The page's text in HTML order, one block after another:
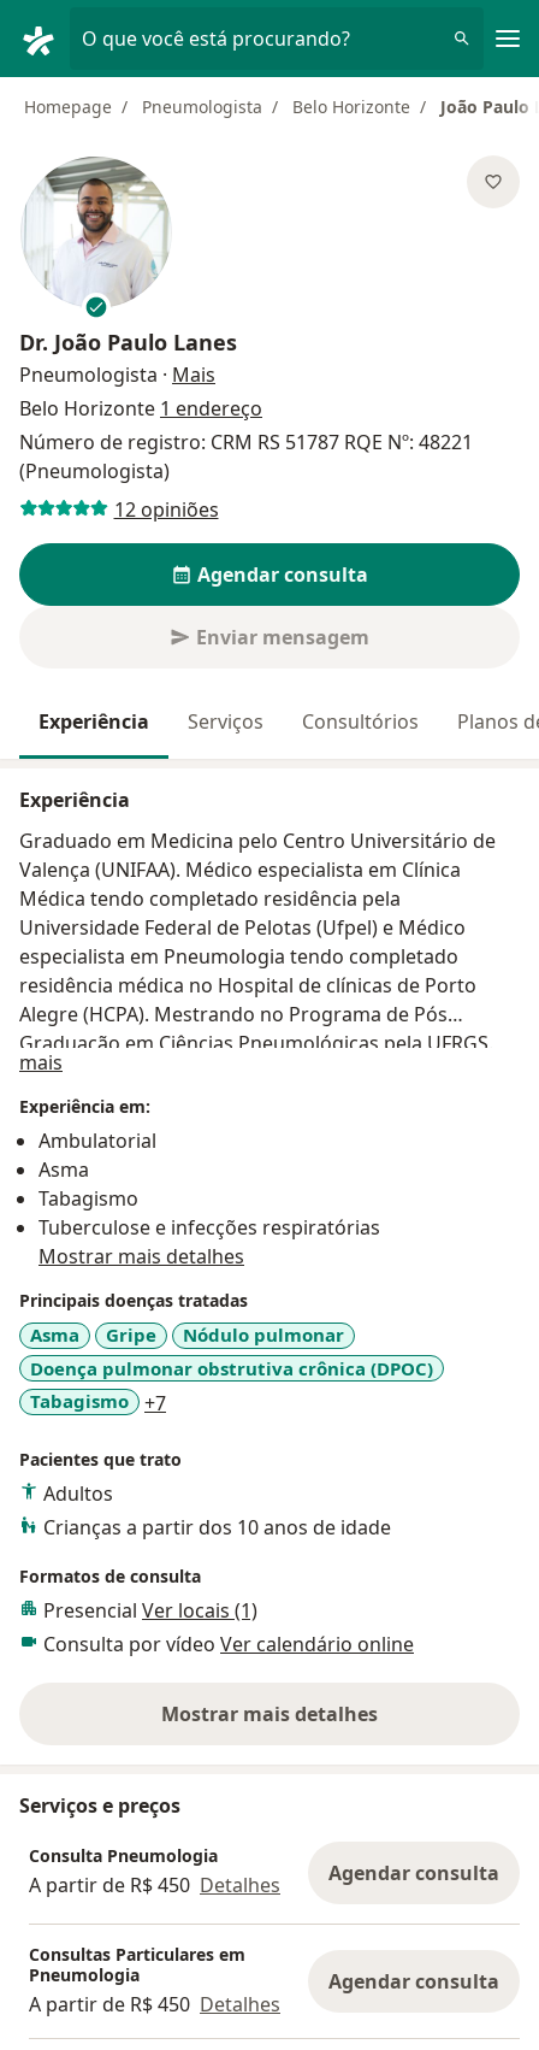
O que você está procurando?
Homepage Pneumologista Belo Horizonte João Paulo
Dr. João Paulo Lanes
Pneumologista · Mais
Belo Horizonte 1 endereço
Número de registro: CRM RS 51787 RQE Nº: 48221
(Pneumologista)
12 opiniões
Agendar consulta
Enviar mensagem
Experiência Serviços Consultórios Planos
Experiência
Graduado em Medicina pelo Centro Universitário de
Valença (UNIFAA). Médico especialista em Clínica
Médica tendo completado residência pela
Universidade Federal de Pelotas (Ufpel) e Médico
especialista em Pneumologia tendo completado
residência médica no Hospital de clínicas de Porto
Alegre (HCPA). Mestrando no Programa de Pós
Graduação em Ciências Pneumológicas pela UFRGS.
mais
Experiência em:
Ambulatorial
Asma
Tabagismo
Tuberculose e infecções respiratórias
Mostrar mais detalhes
Principais doenças tratadas
Asma Gripe
Nódulo pulmonar
Doença pulmonar obstrutiva crônica (DPOC)
Tabagismo
+7a11y_sr_more_diseases
Pacientes que trato
Adultos
Crianças a partir dos 10 anos de idade
Formatos de consulta
Presencial Ver locais (1)
Consulta por vídeo Ver calendário online
Mostrar mais detalhes
sobre a experiência
Serviços e preços
Consulta Pneumologia
A partir de R$ 450 Detalhes Agendar consulta
Consultas Particulares em
Pneumologia
A partir de R$ 450 Detalhes
Agendar consulta